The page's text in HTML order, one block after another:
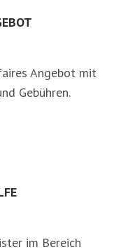
Angebot mit
Gebühren.
im Bereich